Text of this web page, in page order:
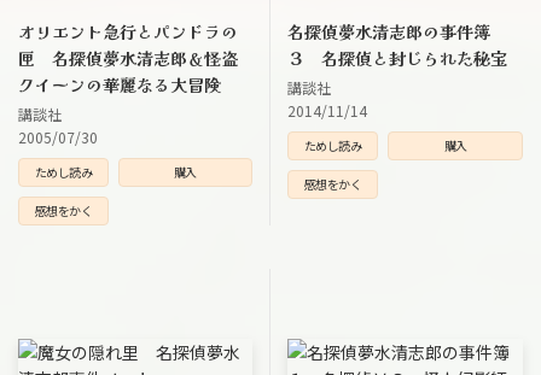
オリエント急行とパンドラの
匣 名探偵夢水清志郎＆怪盗
クイーンの華麗なる大冒険
講談社
2005/07/30
ためし読み 購入
感想をかく
名探偵夢水清志郎の事件簿
３ 名探偵と封じられた秘宝
講談社
2014/11/14
ためし読み 購入
感想をかく